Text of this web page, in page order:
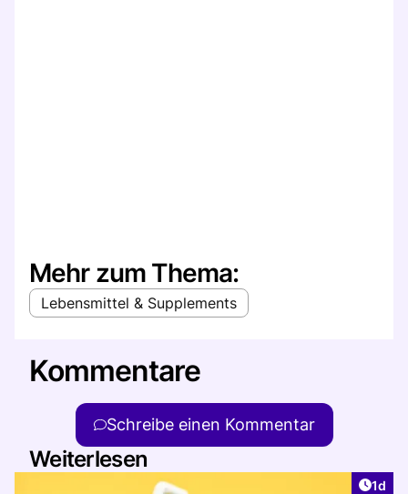
Mehr zum Thema:
Lebensmittel & Supplements
Kommentare
Schreibe einen Kommentar
Weiterlesen
1d